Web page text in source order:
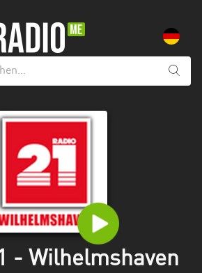
- Wilhelmshaven